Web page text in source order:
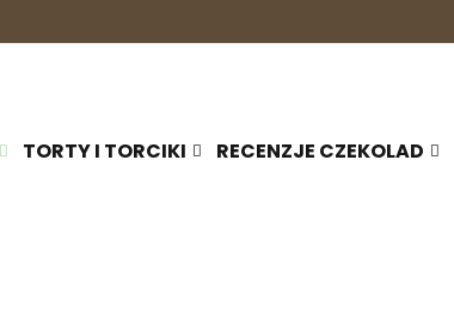
TORTY I TORCIKI RECENZJE CZEKOLAD